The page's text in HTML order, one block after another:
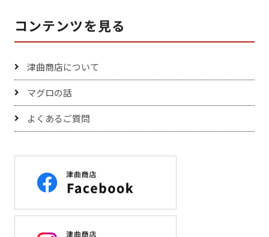
コンテンツを見る
津曲商店について
マグロの話
よくあるご質問